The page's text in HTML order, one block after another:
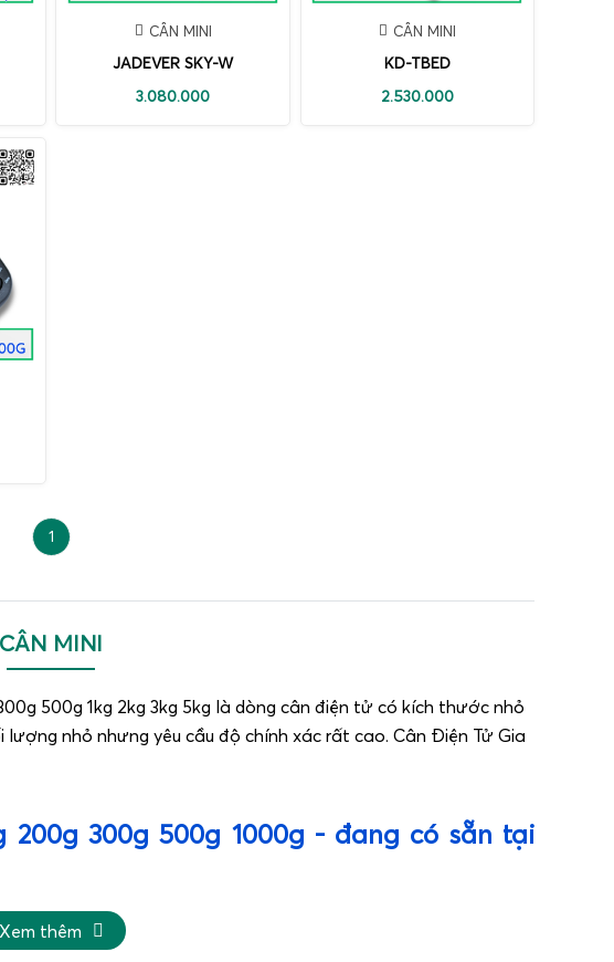
CÂN MINI
JADEVER SKY-W
3.080.000
CÂN MINI
KD-TBED
2.530.000
1
CÂN MINI
500g 1kg 2kg 3kg 5kg là dòng cân điện tử có kích thước nhỏ
nhỏ nhưng yêu cầu độ chính xác rất cao. Cân Điện Tử Gia
300g 500g 1000g - đang có sẵn tại
Xem thêm